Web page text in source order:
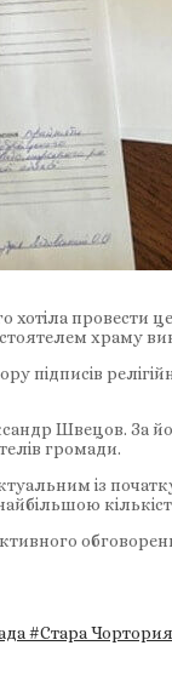
хотіла
храму
підписів
Швецов. За
громади.
із
#Стара Чортория